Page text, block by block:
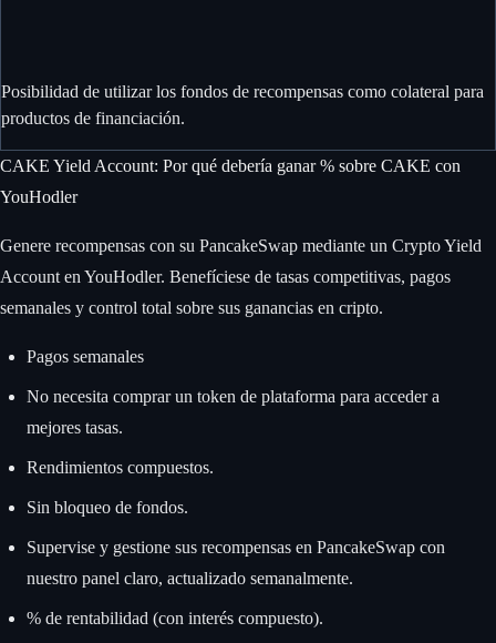
Posibilidad de utilizar los fondos de recompensas como colateral para
productos de financiación.
CAKE Yield Account: Por qué debería ganar % sobre CAKE con
YouHodler
Genere recompensas con su PancakeSwap mediante un Crypto Yield
Account en YouHodler. Benefíciese de tasas competitivas, pagos
semanales y control total sobre sus ganancias en cripto.
Pagos semanales
No necesita comprar un token de plataforma para acceder a
mejores tasas.
Rendimientos compuestos.
Sin bloqueo de fondos.
Supervise y gestione sus recompensas en PancakeSwap con
nuestro panel claro, actualizado semanalmente.
% de rentabilidad (con interés compuesto).